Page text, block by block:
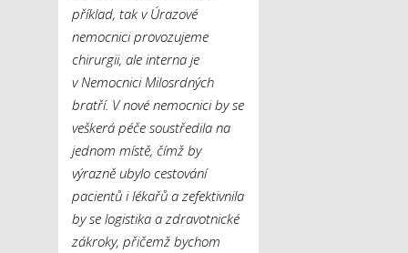
příklad, tak v Úrazové
nemocnici provozujeme
chirurgii, ale interna je
v Nemocnici Milosrdných
bratří. V nové nemocnici by se
veškerá péče soustředila na
jednom místě, čímž by
výrazně ubylo cestování
pacientů i lékařů a zefektivnila
by se logistika a zdravotnické
zákroky, přičemž bychom